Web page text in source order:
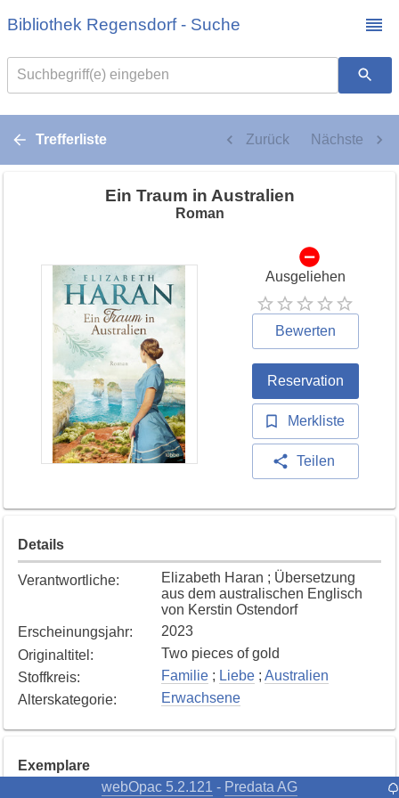
Bibliothek Regensdorf - Suche
Suchbegriff(e) eingeben
Trefferliste Zurück Nächste
Ein Traum in Australien
Roman
Ausgeliehen
Bewerten
Reservation
Merkliste
Teilen
Details
Verantwortliche:
Elizabeth Haran ; Übersetzung
aus dem australischen Englisch
von Kerstin Ostendorf
Erscheinungsjahr:
2023
Originaltitel :
Two pieces of gold
Stoffkreis: Familie ; Liebe ; Australien
Alterskategorie: Erwachsene
Exemplare
webOpac 5.2.121 - Predata AG